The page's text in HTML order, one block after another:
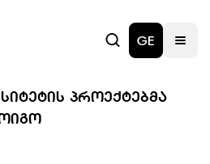
GE
ᲞᲠᲝᲔᲥᲢᲔᲑᲛᲐ